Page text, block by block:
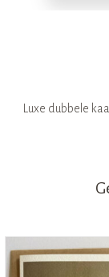
Luxe dubbele